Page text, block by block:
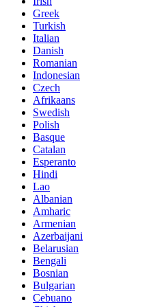
Greek
Turkish
Italian
Danish
Romanian
Indonesian
Czech
Afrikaans
Swedish
Polish
Basque
Catalan
Esperanto
Hindi
Lao
Albanian
Amharic
Armenian
Azerbaijani
Belarusian
Bengali
Bosnian
Bulgarian
Cebuano